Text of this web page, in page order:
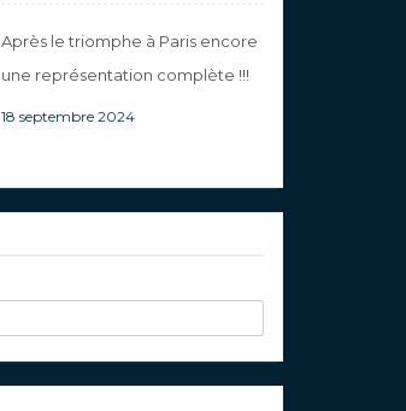
Après le triomphe à Paris encore
une représentation complète !!!
18 septembre 2024